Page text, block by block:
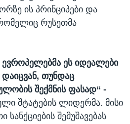
ის პრინციპები და
რუსეთმა
ევროპელებმა ეს იდეალები
დაიცვან, თუნდაც
შექმნის ფასად“ -
შტატების ლიდერმა. მისი
სანქციების შემუშავებას